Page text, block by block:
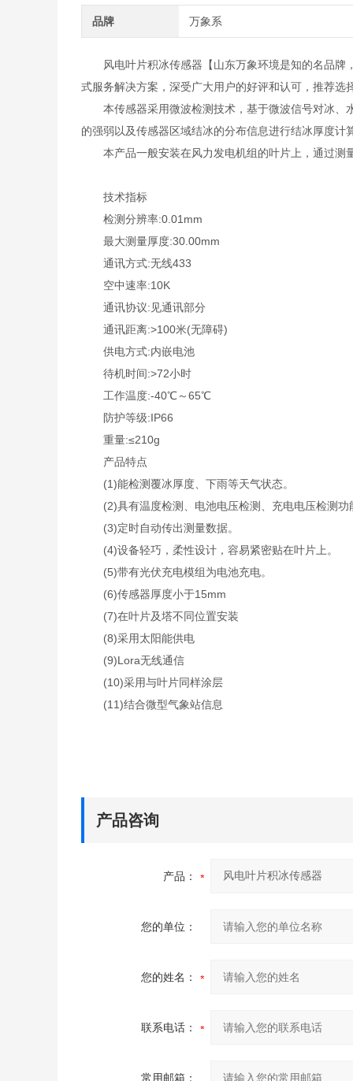
品牌 万象系
风电叶片积冰传感器【山东万象环境是知的名品牌
式服务解决方案，深受广大用户的好评和认可，推荐选
本传感器采用微波检测技术，基于微波信号对冰、
的强弱以及传感器区域结冰的分布信息进行结冰厚度计
本产品一般安装在风力发电机组的叶片上，通过测
技术指标
检测分辨率:0.01mm
最大测量厚度:30.00mm
通讯方式:无线433
空中速率:10K
通讯协议:见通讯部分
通讯距离:>100米(无障碍)
供电方式:内嵌电池
待机时间:>72小时
工作温度:-40℃～65℃
防护等级:IP66
重量:≤210g
产品特点
(1)能检测覆冰厚度、下雨等天气状态。
(2)具有温度检测、电池电压检测、充电电压检测功
(3)定时自动传出测量数据。
(4)设备轻巧，柔性设计，容易紧密贴在叶片上。
(5)带有光伏充电模组为电池充电。
(6)传感器厚度小于15mm
(7)在叶片及塔不同位置安装
(8)采用太阳能供电
(9)Lora无线通信
(10)采用与叶片同样涂层
(11)结合微型气象站信息
产品咨询
产品：
您的单位：
您的姓名：
联系电话：
常用邮箱：